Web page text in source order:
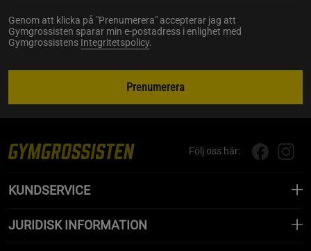
Genom att klicka på "Prenumerera" accepterar jag att
Gymgrossisten sparar min e-postadress i enlighet med
Gymgrossistens Integritetspolicy.
Prenumerera
Följ oss här:
KUNDSERVICE
JURIDISK INFORMATION